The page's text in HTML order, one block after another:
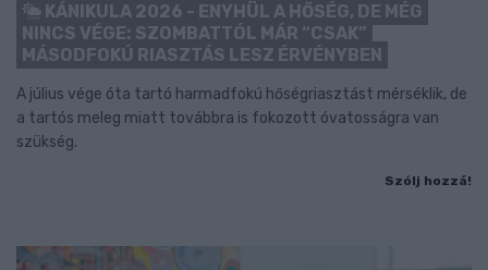
KÁNIKULA 2026 - ENYHÜL A HŐSÉG, DE MÉG
NINCS VÉGE: SZOMBATTÓL MÁR “CSAK”
MÁSODFOKÚ RIASZTÁS LESZ ÉRVÉNYBEN
A július vége óta tartó harmadfokú hőségriasztást mérséklik, de
a tartós meleg miatt továbbra is fokozott óvatosságra van
szükség.
Szólj hozzá!